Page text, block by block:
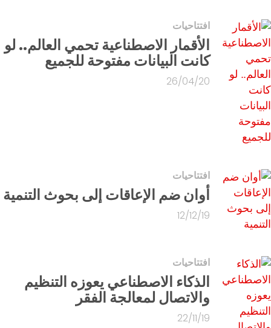
افتتاحيات
الأقمار الاصطناعية تحمي العالم.. لو
كانت البيانات مفتوحة للجميع
26/04/20
افتتاحيات
أوان ضم الإعاقات إلى بحوث التنمية
12/12/19
افتتاحيات
الذكاء الاصطناعي يعوزه التنظيم
والاتصال لمعالجة الفقر
22/11/19